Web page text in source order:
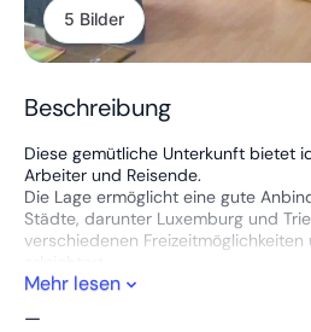
5 Bilder
Beschreibung
Diese gemütliche Unterkunft bietet
Arbeiter und Reisende.
Die Lage ermöglicht eine gute
Städte, darunter Luxemburg und
verschiedenen
eine voll ausgestattete Küche. Hier
Mehr lesen
—